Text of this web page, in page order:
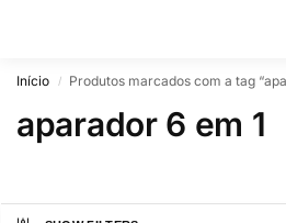
Início / Produtos marcados com a tag
aparador 6 em 1